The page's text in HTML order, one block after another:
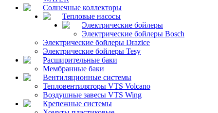
Солнечные коллекторы
Тепловые насосы
Электрические бойлеры
Электрические бойлеры Bosch
Электрические бойлеры Drazice
Электрические бойлеры Tesy
Расширительные баки
Мембранные баки
Вентиляционные системы
Тепловентиляторы VTS Volcano
Воздушные завесы VTS Wing
Крепежные системы